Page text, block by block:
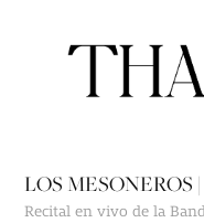
LOS
Recital en vivo de la